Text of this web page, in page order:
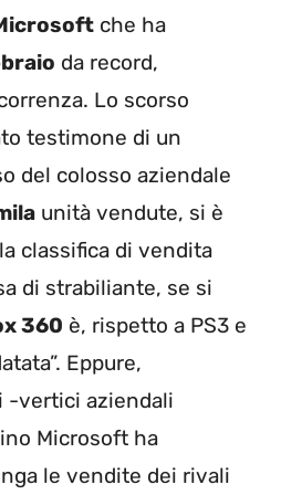
che ha
da record,
Lo scorso
testimone di un
del colosso aziendale
unità vendute, si è
classifica di vendita
di strabiliante, se si
360 è, rispetto a PS3 e
Eppure,
-vertici aziendali
Microsoft ha
le vendite dei rivali